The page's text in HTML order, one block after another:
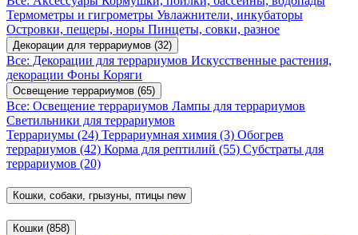
Термометры и гигрометры Увлажнители, инкубаторы
Островки, пещеры, норы Пинцеты, совки, разное
Декорации для террариумов (32)
Все: Декорации для террариумов Искусственные растения,
декорации Фоны Коряги
Освещение террариумов (65)
Все: Освещение террариумов Лампы для террариумов
Светильники для террариумов
Террариумы (24) Террариумная химия (3) Обогрев
террариумов (42) Корма для рептилий (55) Субстраты для
террариумов (20)
Кошки, собаки, грызуны, птицы new
Кошки (858)